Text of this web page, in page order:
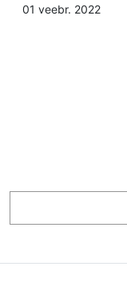
01 veebr. 2022